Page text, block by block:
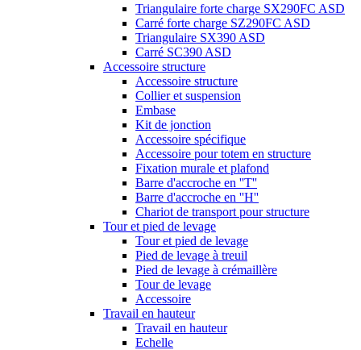
Triangulaire forte charge SX290FC ASD
Carré forte charge SZ290FC ASD
Triangulaire SX390 ASD
Carré SC390 ASD
Accessoire structure
Accessoire structure
Collier et suspension
Embase
Kit de jonction
Accessoire spécifique
Accessoire pour totem en structure
Fixation murale et plafond
Barre d'accroche en ''T''
Barre d'accroche en ''H''
Chariot de transport pour structure
Tour et pied de levage
Tour et pied de levage
Pied de levage à treuil
Pied de levage à crémaillère
Tour de levage
Accessoire
Travail en hauteur
Travail en hauteur
Echelle